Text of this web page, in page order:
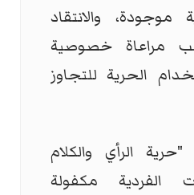
والانتقاد
مراعاة خصوصية
الحرية للتجاوز
الرأي والكلام
الفردية مكفولة